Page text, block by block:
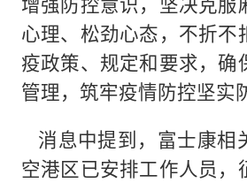
心理、松劲心态，不折不
疫政策、规定和要求，确
管理，筑牢疫情防控坚实
消息中提到，富士康相
空港区已安排工作人员，